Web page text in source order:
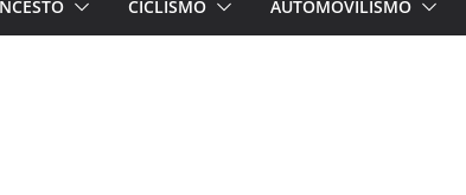
CICLISMO AUTOMOVILISMO